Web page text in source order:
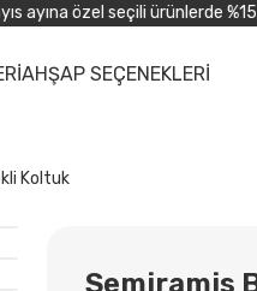
ayına özel seçili ürünlerde %15
AHŞAP SEÇENEKLERİ
Koltuk
Semiramis